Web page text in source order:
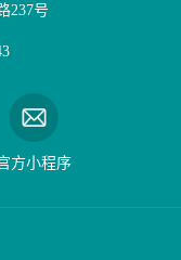
237号
方小程序